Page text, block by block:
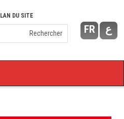
FR ع
DU SITE